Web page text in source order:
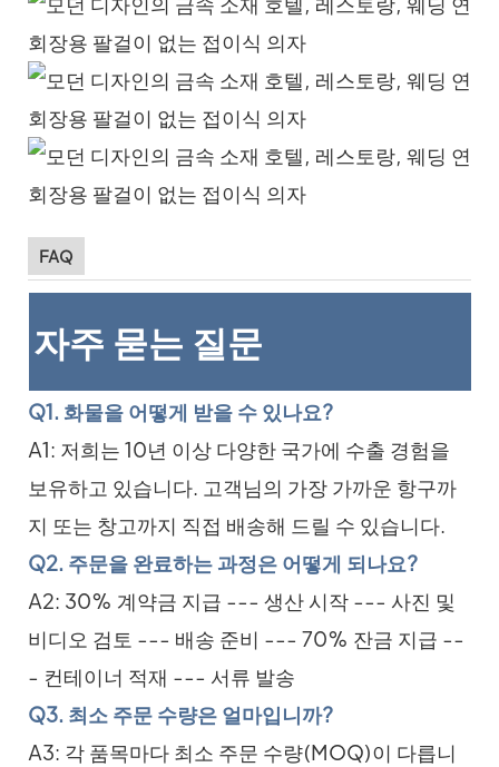
FAQ
자주 묻는 질문
Q1. 화물을 어떻게 받을 수 있나요?
A1: 저희는 10년 이상 다양한 국가에 수출 경험을
보유하고 있습니다. 고객님의 가장 가까운 항구까
지 또는 창고까지 직접 배송해 드릴 수 있습니다.
Q2. 주문을 완료하는 과정은 어떻게 되나요?
A2: 30% 계약금 지급 --- 생산 시작 --- 사진 및
비디오 검토 --- 배송 준비 --- 70% 잔금 지급 --
- 컨테이너 적재 --- 서류 발송
Q3. 최소 주문 수량은 얼마입니까?
A3: 각 품목마다 최소 주문 수량(MOQ)이 다릅니